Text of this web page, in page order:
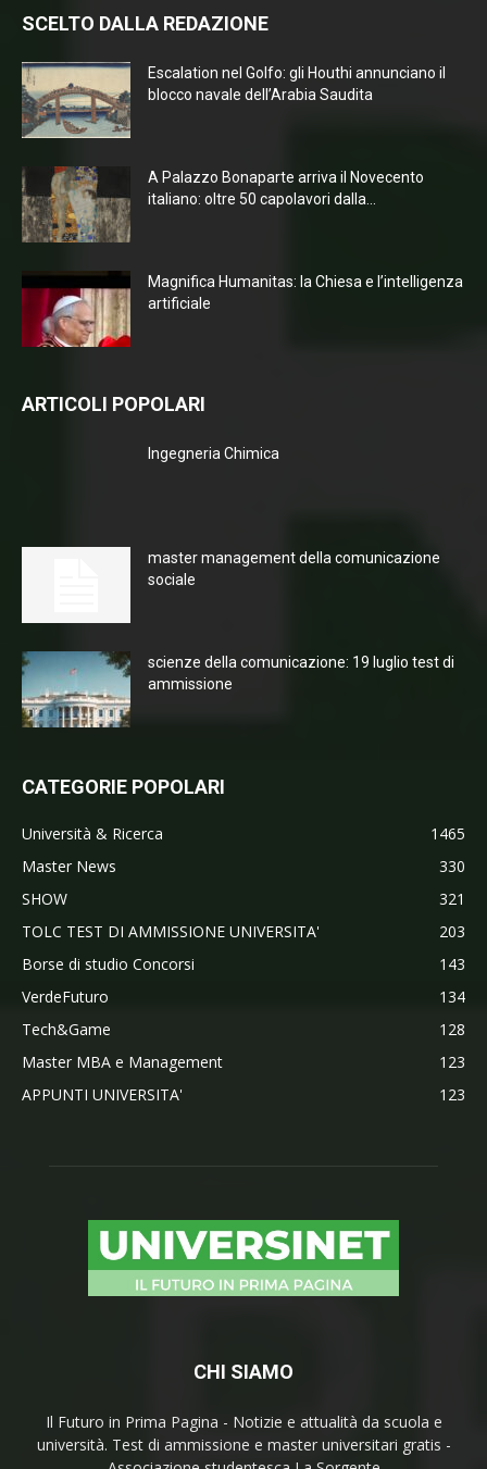
SCELTO DALLA REDAZIONE
Escalation nel Golfo: gli Houthi annunciano il
blocco navale dell’Arabia Saudita
A Palazzo Bonaparte arriva il Novecento
italiano: oltre 50 capolavori dalla...
Magnifica Humanitas: la Chiesa e l’intelligenza
artificiale
ARTICOLI POPOLARI
Ingegneria Chimica
master management della comunicazione
sociale
scienze della comunicazione: 19 luglio test di
ammissione
CATEGORIE POPOLARI
Università & Ricerca
1465
Master News
330
SHOW
321
TOLC TEST DI AMMISSIONE UNIVERSITA'
203
Borse di studio Concorsi
143
VerdeFuturo
134
Tech&Game
128
Master MBA e Management
123
APPUNTI UNIVERSITA'
123
CHI SIAMO
Il Futuro in Prima Pagina - Notizie e attualità da scuola e
università. Test di ammissione e master universitari gratis -